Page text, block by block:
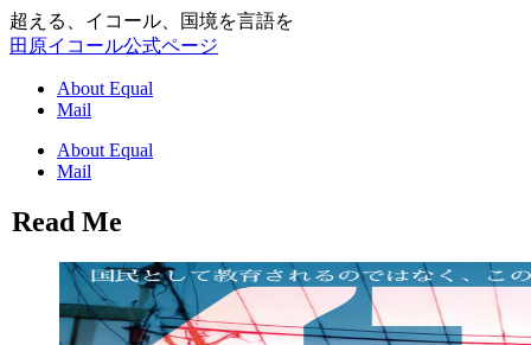
超える、イコール、国境を言語を
田原イコール公式ページ
About Equal
Mail
About Equal
Mail
Read Me